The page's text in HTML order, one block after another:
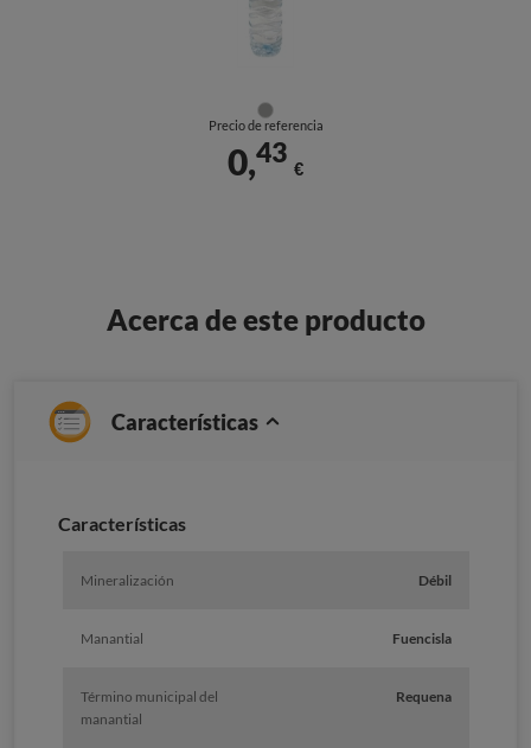
Precio de referencia
0,43
€
Acerca de este producto
Características
Caracterí­sticas
Mineralización Débil
Manantial Fuencisla
Término municipal del
manantial
Requena